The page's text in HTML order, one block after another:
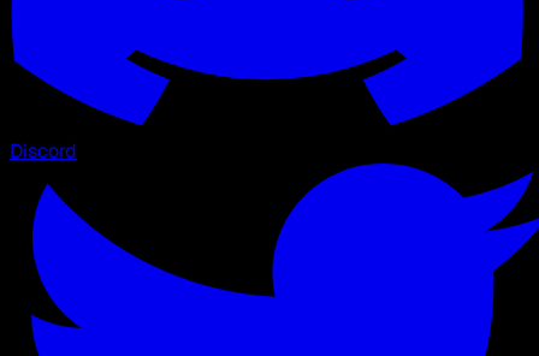
Discord